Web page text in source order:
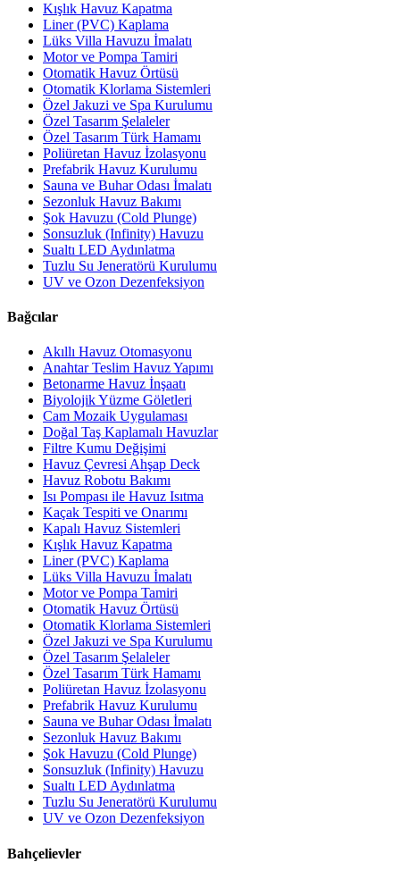
Kışlık Havuz Kapatma
Liner (PVC) Kaplama
Lüks Villa Havuzu İmalatı
Motor ve Pompa Tamiri
Otomatik Havuz Örtüsü
Otomatik Klorlama Sistemleri
Özel Jakuzi ve Spa Kurulumu
Özel Tasarım Şelaleler
Özel Tasarım Türk Hamamı
Poliüretan Havuz İzolasyonu
Prefabrik Havuz Kurulumu
Sauna ve Buhar Odası İmalatı
Sezonluk Havuz Bakımı
Şok Havuzu (Cold Plunge)
Sonsuzluk (Infinity) Havuzu
Sualtı LED Aydınlatma
Tuzlu Su Jeneratörü Kurulumu
UV ve Ozon Dezenfeksiyon
Bağcılar
Akıllı Havuz Otomasyonu
Anahtar Teslim Havuz Yapımı
Betonarme Havuz İnşaatı
Biyolojik Yüzme Göletleri
Cam Mozaik Uygulaması
Doğal Taş Kaplamalı Havuzlar
Filtre Kumu Değişimi
Havuz Çevresi Ahşap Deck
Havuz Robotu Bakımı
Isı Pompası ile Havuz Isıtma
Kaçak Tespiti ve Onarımı
Kapalı Havuz Sistemleri
Kışlık Havuz Kapatma
Liner (PVC) Kaplama
Lüks Villa Havuzu İmalatı
Motor ve Pompa Tamiri
Otomatik Havuz Örtüsü
Otomatik Klorlama Sistemleri
Özel Jakuzi ve Spa Kurulumu
Özel Tasarım Şelaleler
Özel Tasarım Türk Hamamı
Poliüretan Havuz İzolasyonu
Prefabrik Havuz Kurulumu
Sauna ve Buhar Odası İmalatı
Sezonluk Havuz Bakımı
Şok Havuzu (Cold Plunge)
Sonsuzluk (Infinity) Havuzu
Sualtı LED Aydınlatma
Tuzlu Su Jeneratörü Kurulumu
UV ve Ozon Dezenfeksiyon
Bahçelievler